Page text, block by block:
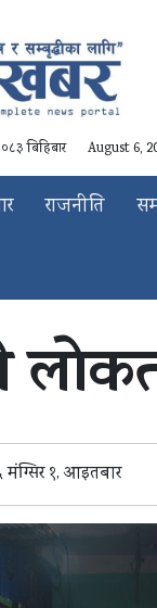
बिहिबार August 6,
राजनीति
१, आइतबार